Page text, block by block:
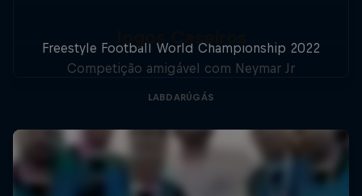
Freestyle Football World Championship 2022
Competição amigável com Neymar Jr
LABDARÚGÁS